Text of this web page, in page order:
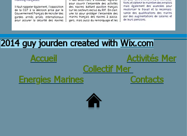
2014 guy jourden created with Wix.com
Accueil
Activités Mer
Collectif Mer
Energies Marines
Contacts